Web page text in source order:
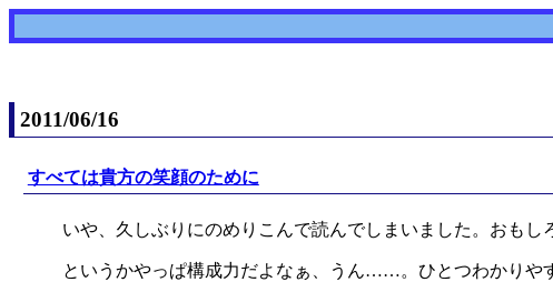
2011/06/16
すべては貴方の笑顔のために
いや、久しぶりにのめりこんで読んでしまいました。おもし
というかやっぱ構成力だよなぁ、うん……。ひとつわかりや